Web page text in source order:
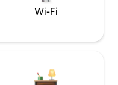
Wi-Fi